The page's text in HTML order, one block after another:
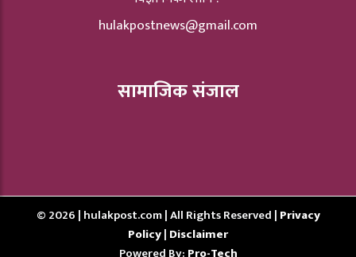
hulakpostnews@gmail.com
सामाजिक संजाल
© 2026 | hulakpost.com | All Rights Reserved | Privacy
Policy| Disclaimer